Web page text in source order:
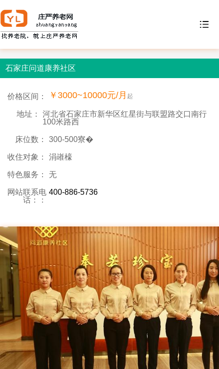
石家庄问道康养社区
价格区间： ￥3000~10000元/月 起
地址：
河北省石家庄市新华区红星街与联盟路交口南行
100米路西
床位数： 300-500寮�
收住对象： 涓嶉檺
特色服务： 无
网站联系电
话：：
400-886-5736